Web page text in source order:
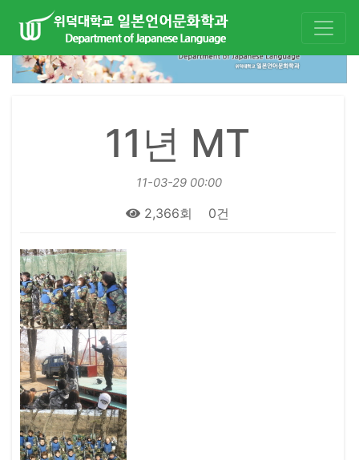
11년 MT
11-03-29 00:00
2,366회 0건
본문